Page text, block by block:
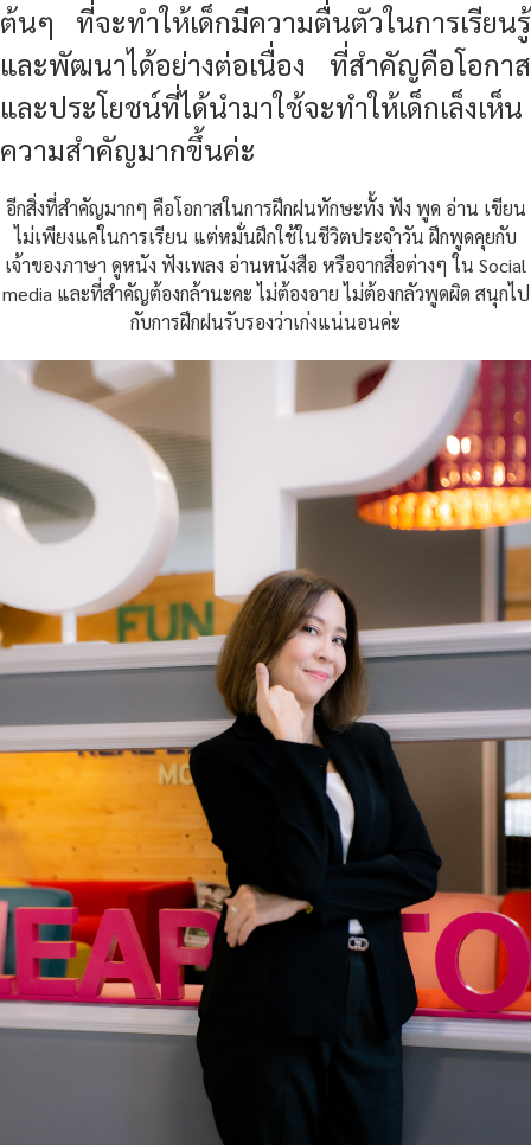
ต้นๆ ที่จะทำให้เด็กมีความตื่นตัวในการเรียนรู้
และพัฒนาได้อย่างต่อเนื่อง ที่สำคัญคือโอกาส
และประโยชน์ที่ได้นำมาใช้จะทำให้เด็กเล็งเห็น
ความสำคัญมากขึ้นค่ะ
อีกสิ่งที่สำคัญมากๆ คือโอกาสในการฝึกฝนทักษะทั้ง ฟัง พูด อ่าน เขียน
ไม่เพียงแค่ในการเรียน แต่หมั่นฝึกใช้ในชีวิตประจำวัน ฝึกพูดคุยกับ
เจ้าของภาษา ดูหนัง ฟังเพลง อ่านหนังสือ หรือจากสื่อต่างๆ ใน Social
media และที่สำคัญต้องกล้านะคะ ไม่ต้องอาย ไม่ต้องกลัวพูดผิด สนุกไป
กับการฝึกฝนรับรองว่าเก่งแน่นอนค่ะ